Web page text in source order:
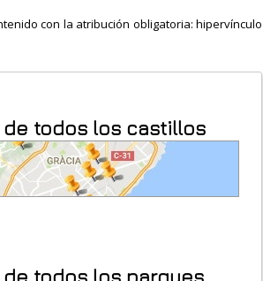
con la atribución obligatoria: hipervínculo
de todos los castillos
de todos los parques